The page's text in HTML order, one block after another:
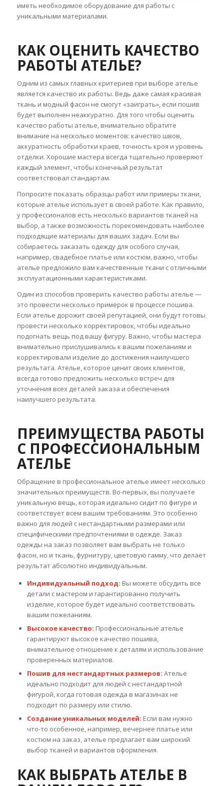
иметь необходимое оборудование для работы с
уникальными материалами.
КАК ОЦЕНИТЬ КАЧЕСТВО
РАБОТЫ АТЕЛЬЕ?
Одним из самых главных критериев при выборе ателье
является качество их работы. Ведь даже самая красивая
ткань и модный фасон не смогут «заиграть», если пошив
будет выполнен неаккуратно. Для того чтобы оценить
качество работы ателье, внимательно обратите
внимание на несколько моментов: качество швов,
аккуратность обработки краев, точность кроя и уровень
отделки. Хорошие мастера всегда тщательно проверяют
каждый элемент, чтобы конечный результат
соответствовал стандартам.
Попросите показать образцы работ или примеры ткани,
которые ателье использует в своей работе. Как правило,
у профессионалов есть несколько вариантов тканей на
выбор, а также возможность порекомендовать наиболее
подходящие материалы для ваших задач. Если вы
собираетесь заказать одежду для особого случая,
например, свадебное платье или костюм, важно, чтобы
ателье предложило вам качественные ткани с отличными
эксплуатационными характеристиками.
Один из способов проверить качество работы ателье —
это провести несколько примерок в процессе пошива.
Если ателье дорожит своей репутацией, они будут готовы
провести несколько корректировок, чтобы идеально
подогнать вещь под вашу фигуру. Важно, чтобы мастера
внимательно прислушивались к вашим пожеланиям и
корректировали изделие до достижения наилучшего
результата. Ателье, которое ценит своих клиентов,
всегда готово предложить несколько встреч для
уточнения всех деталей заказа и обеспечения
наилучшего результата.
ПРЕИМУЩЕСТВА РАБОТЫ
С ПРОФЕССИОНАЛЬНЫМ
АТЕЛЬЕ
Обращение в профессиональное ателье имеет несколько
значительных преимуществ. Во-первых, вы получаете
уникальную вещь, которая идеально сидит по фигуре и
соответствует всем вашим требованиям. Это особенно
важно для людей с нестандартными размерами или
специфическими предпочтениями в одежде. Заказ
одежды на заказ позволяет вам выбрать не только
фасон, но и ткань, фурнитуру, цветовую гамму, что делает
результат абсолютно индивидуальным.
Индивидуальный подход: Вы можете обсудить все
детали с мастером и гарантированно получить
изделие, которое будет идеально соответствовать
вашим пожеланиям.
Высокое качество: Профессиональные ателье
гарантируют высокое качество пошива,
внимательное отношение к деталям и использование
проверенных материалов.
Пошив для нестандартных размеров: Ателье
идеально подходит для людей с нестандартной
фигурой, когда готовая одежда в магазинах не
подходит по размеру или стилю.
Создание уникальных моделей: Если вам нужно
что-то особенное, например, вечернее платье или
костюм на заказ, ателье предлагает вам широкий
выбор тканей и вариантов оформления.
КАК ВЫБРАТЬ АТЕЛЬЕ В